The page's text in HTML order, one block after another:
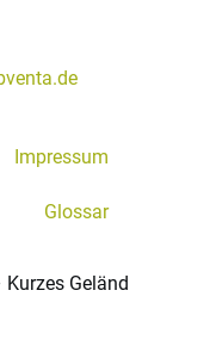
Impressum
Glossar
Geländ